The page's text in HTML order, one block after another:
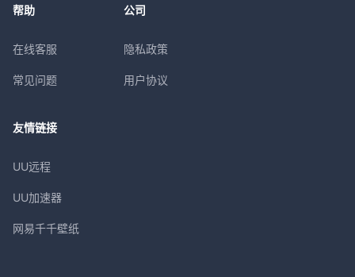
帮助
在线客服
常见问题
公司
隐私政策
用户协议
友情链接
UU远程
UU加速器
网易千千壁纸